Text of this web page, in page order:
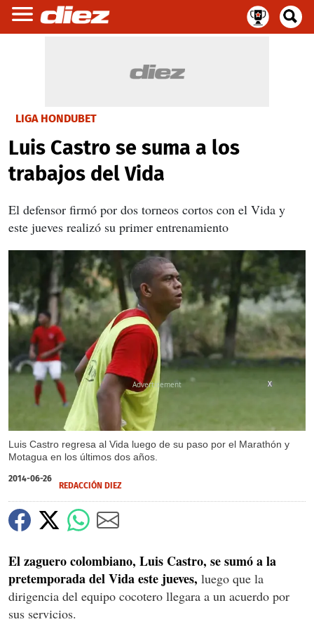
LIGA HONDUBET
Luis Castro se suma a los
trabajos del Vida
El defensor firmó por dos torneos cortos con el Vida y
este jueves realizó su primer entrenamiento
Luis Castro regresa al Vida luego de su paso por el Marathón y
Motagua en los últimos dos años.
X
2014-06-26
REDACCIÓN DIEZ
El zaguero colombiano, Luis Castro, se sumó a la
pretemporada del Vida este jueves, luego que la
dirigencia del equipo cocotero llegara a un acuerdo por
sus servicios.